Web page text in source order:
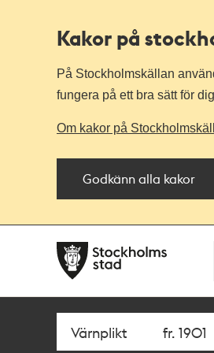
Kakor på
På Stockholmskällan
fungera på ett bra sätt för
Om kakor på
Godkänn alla kakor
navigationen
huvudinnehållet
Sök